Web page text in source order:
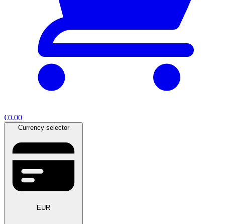
€0.00
Currency selector
EUR